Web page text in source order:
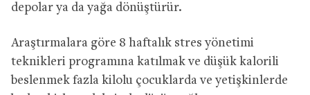
depolar ya da yağa dönüştürür.
Araştırmalara göre 8 haftalık stres yönetimi
teknikleri programına katılmak ve düşük kalorili
beslenmek fazla kilolu çocuklarda ve yetişkinlerde